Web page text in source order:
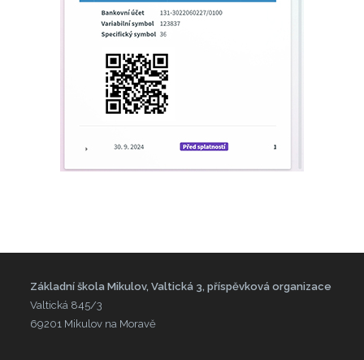
Základní škola Mikulov, Valtická 3, příspěvková organizace
Valtická 845/3
69201 Mikulov na Moravě